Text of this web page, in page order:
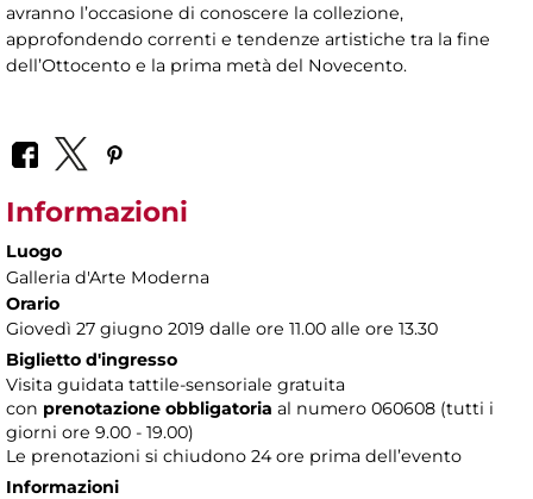
avranno l’occasione di conoscere la collezione,
approfondendo correnti e tendenze artistiche tra la fine
dell’Ottocento e la prima metà del Novecento.
Informazioni
Luogo
Galleria d'Arte Moderna
Orario
Giovedì 27 giugno 2019 dalle ore 11.00 alle ore 13.30
Biglietto d'ingresso
Visita guidata tattile-sensoriale gratuita
con prenotazione obbligatoria al numero 060608 (tutti i
giorni ore 9.00 - 19.00)
Le prenotazioni si chiudono 24 ore prima dell’evento
Informazioni